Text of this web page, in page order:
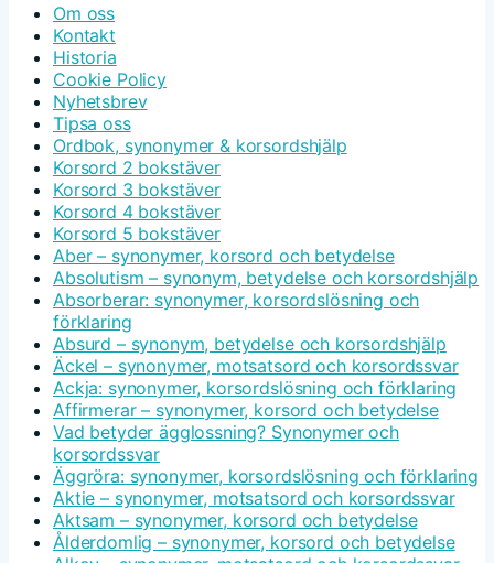
Om oss
Kontakt
Historia
Cookie Policy
Nyhetsbrev
Tipsa oss
Ordbok, synonymer & korsordshjälp
Korsord 2 bokstäver
Korsord 3 bokstäver
Korsord 4 bokstäver
Korsord 5 bokstäver
Aber – synonymer, korsord och betydelse
Absolutism – synonym, betydelse och korsordshjälp
Absorberar: synonymer, korsordslösning och
förklaring
Absurd – synonym, betydelse och korsordshjälp
Äckel – synonymer, motsatsord och korsordssvar
Ackja: synonymer, korsordslösning och förklaring
Affirmerar – synonymer, korsord och betydelse
Vad betyder ägglossning? Synonymer och
korsordssvar
Äggröra: synonymer, korsordslösning och förklaring
Aktie – synonymer, motsatsord och korsordssvar
Aktsam – synonymer, korsord och betydelse
Ålderdomlig – synonymer, korsord och betydelse